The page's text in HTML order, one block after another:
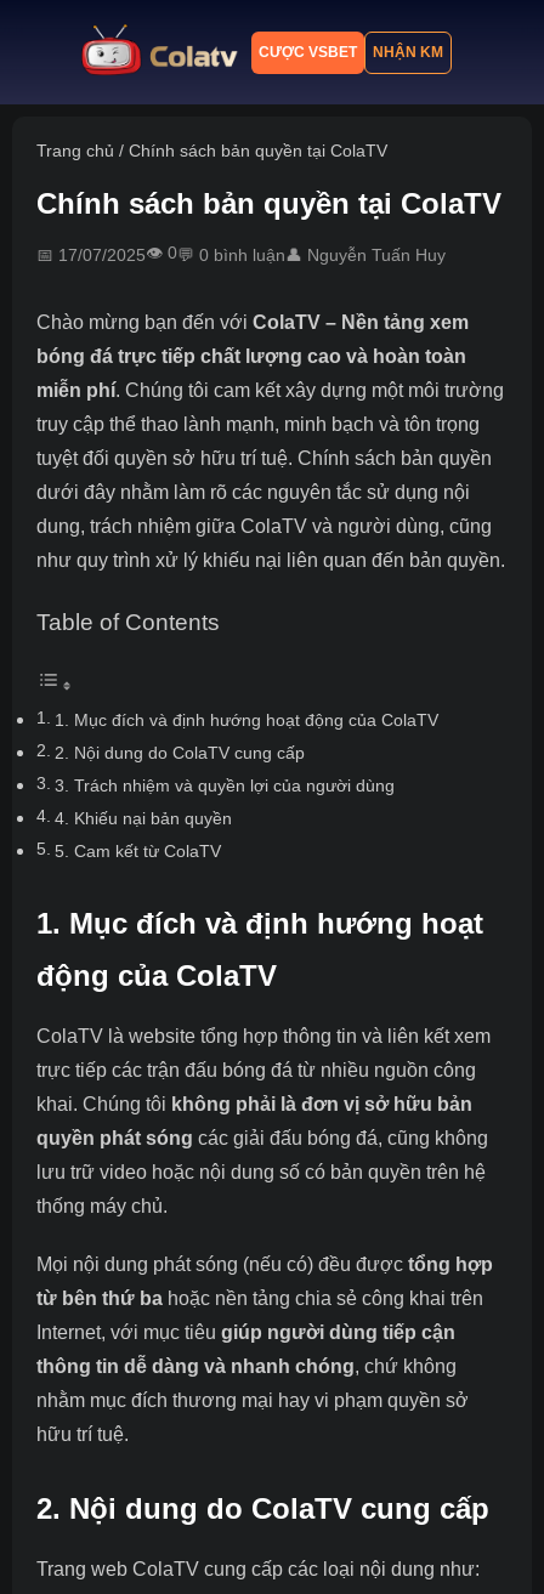
CƯỢC VSBET NHẬN KM
Trang chủ
Lịch thi đấu
Nhận định
Tin tức
Trang chủ / Chính sách bản quyền tại ColaTV
Chính sách bản quyền tại ColaTV
📅 17/07/2025👁️ 0💬 0 bình luận👤 Nguyễn Tuấn Huy
Chào mừng bạn đến với ColaTV – Nền tảng xem
bóng đá trực tiếp chất lượng cao và hoàn toàn
miễn phí. Chúng tôi cam kết xây dựng một môi trường
truy cập thể thao lành mạnh, minh bạch và tôn trọng
tuyệt đối quyền sở hữu trí tuệ. Chính sách bản quyền
dưới đây nhằm làm rõ các nguyên tắc sử dụng nội
dung, trách nhiệm giữa ColaTV và người dùng, cũng
như quy trình xử lý khiếu nại liên quan đến bản quyền.
Table of Contents
1. Mục đích và định hướng hoạt động của ColaTV
2. Nội dung do ColaTV cung cấp
3. Trách nhiệm và quyền lợi của người dùng
4. Khiếu nại bản quyền
5. Cam kết từ ColaTV
1. Mục đích và định hướng hoạt
động của ColaTV
ColaTV là website tổng hợp thông tin và liên kết xem
trực tiếp các trận đấu bóng đá từ nhiều nguồn công
khai. Chúng tôi không phải là đơn vị sở hữu bản
quyền phát sóng các giải đấu bóng đá, cũng không
lưu trữ video hoặc nội dung số có bản quyền trên hệ
thống máy chủ.
Mọi nội dung phát sóng (nếu có) đều được tổng hợp
từ bên thứ ba hoặc nền tảng chia sẻ công khai trên
Internet, với mục tiêu giúp người dùng tiếp cận
thông tin dễ dàng và nhanh chóng, chứ không
nhằm mục đích thương mại hay vi phạm quyền sở
hữu trí tuệ.
2. Nội dung do ColaTV cung cấp
Trang web ColaTV cung cấp các loại nội dung như: